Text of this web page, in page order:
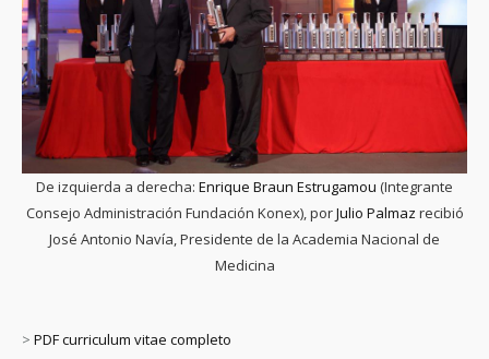
De izquierda a derecha: Enrique Braun Estrugamou (Integrante
Consejo Administración Fundación Konex), porJulio Palmaz recibió
José Antonio Navía, Presidente de la Academia Nacional de
Medicina
> PDF curriculum vitae completo